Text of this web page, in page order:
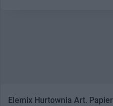
Elemix Hurtownia Art.